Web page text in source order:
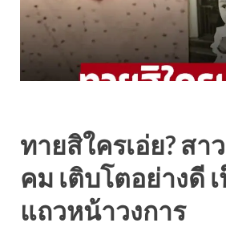
ทายสิใครเอ่ย? ส
คม เติบโตอย่างดี
แถวหน้าวงการ